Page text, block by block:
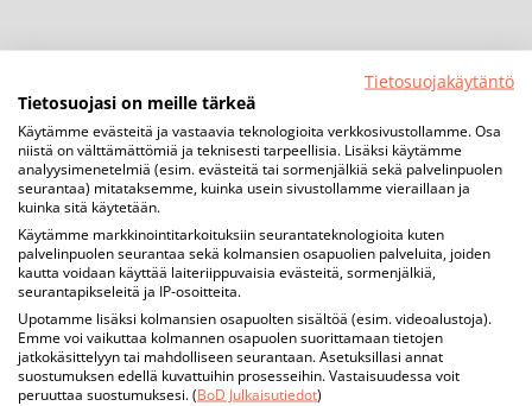
Tietosuojakäytäntö
Tietosuojasi on meille tärkeä
Käytämme evästeitä ja vastaavia teknologioita verkkosivustollamme. Osa
niistä on välttämättömiä ja teknisesti tarpeellisia. Lisäksi käytämme
analyysimenetelmiä (esim. evästeitä tai sormenjälkiä sekä palvelinpuolen
seurantaa) mitataksemme, kuinka usein sivustollamme vieraillaan ja
kuinka sitä käytetään.
Käytämme markkinointitarkoituksiin seurantateknologioita kuten
palvelinpuolen seurantaa sekä kolmansien osapuolien palveluita, joiden
kautta voidaan käyttää laiteriippuvaisia evästeitä, sormenjälkiä,
seurantapikseleitä ja IP-osoitteita.
Upotamme lisäksi kolmansien osapuolten sisältöä (esim. videoalustoja).
Emme voi vaikuttaa kolmannen osapuolen suorittamaan tietojen
jatkokäsittelyyn tai mahdolliseen seurantaan. Asetuksillasi annat
suostumuksen edellä kuvattuihin prosesseihin. Vastaisuudessa voit
peruuttaa suostumuksesi. (BoD Julkaisutiedot)